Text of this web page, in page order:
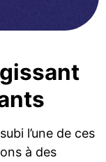
l’une de ces
à des